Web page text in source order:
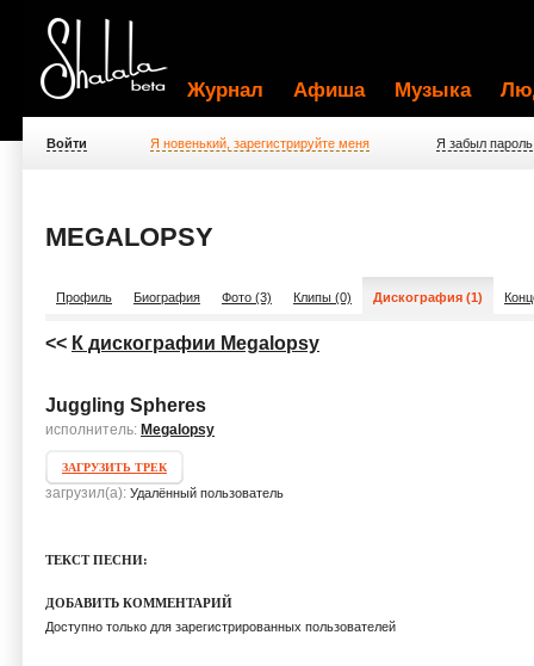
Журнал Афиша Музыка
Войти Я новенький, зарегистрируйте меня Я забыл пароль
MEGALOPSY
Профиль Биография Фото (3) Клипы (0) Дискография (1)
<< К дискографии Megalopsy
Juggling Spheres
исполнитель: Megalopsy
ЗАГРУЗИТЬ ТРЕК
загрузил(а): Удалённый пользователь
ТЕКСТ ПЕСНИ:
ДОБАВИТЬ КОММЕНТАРИЙ
Доступно только для зарегистрированных пользователей